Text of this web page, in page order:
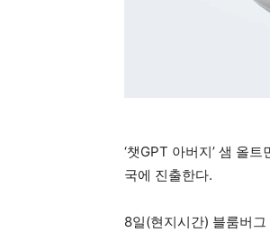
‘챗GPT 아버지’ 샘 올
국에 진출한다.
8일(현지시간) 블룸버